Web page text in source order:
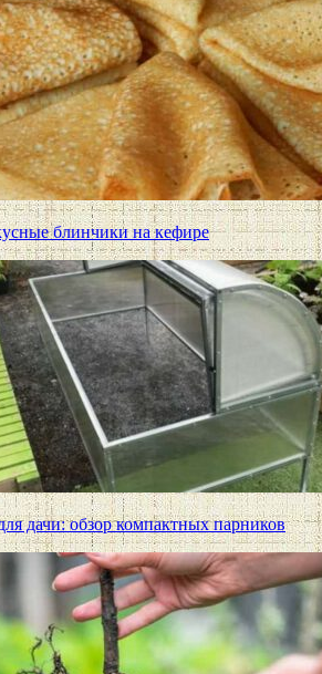
блинчики на кефире
дачи: обзор компактных парников